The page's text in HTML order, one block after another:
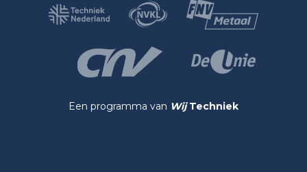
Een programma van Wij Techniek